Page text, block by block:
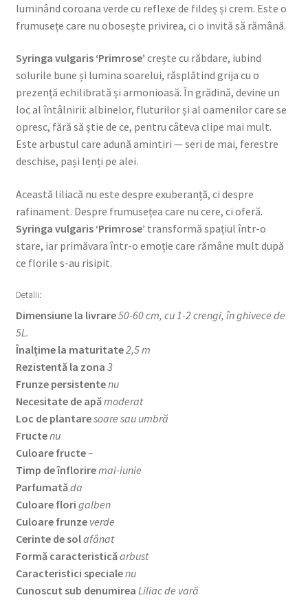
luminând coroana verde cu reflexe de fildeș și crem. Este o
frumusețe care nu obosește privirea, ci o invită să rămână.
Syringa vulgaris ‘Primrose’ crește cu răbdare, iubind
solurile bune și lumina soarelui, răsplătind grija cu o
prezență echilibrată și armonioasă. În grădină, devine un
loc al întâlnirii: albinelor, fluturilor și al oamenilor care se
opresc, fără să știe de ce, pentru câteva clipe mai mult.
Este arbustul care adună amintiri — seri de mai, ferestre
deschise, pași lenți pe alei.
Această liliacă nu este despre exuberanță, ci despre
rafinament. Despre frumusețea care nu cere, ci oferă.
Syringa vulgaris ‘Primrose’ transformă spațiul într-o
stare, iar primăvara într-o emoție care rămâne mult după
ce florile s-au risipit.
Detalii:
Dimensiune la livrare50-60 cm, cu 1-2 crengi, în ghivece de
5L.
Înalțime la maturitate2,5 m
Rezistentă la zona 3
Frunze persistentenu
Necesitate de apămoderat
Loc de plantaresoare sau umbră
Fructenu
Culoare fructe–
Timp de înfloriremai-iunie
Parfumatăda
Culoare flori galben
Culoare frunze verde
Cerinte de solafânat
Formă caracteristicăarbust
Caracteristici specialenu
Cunoscut sub denumirea Liliac de vară